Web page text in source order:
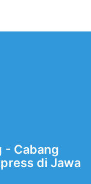
- Cabang
di Jawa